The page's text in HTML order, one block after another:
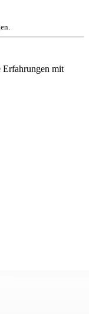
Erfahrungen mit